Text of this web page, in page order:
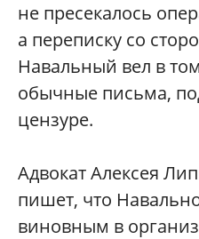
не пресекалось
а переписку со
Навальный вел в
обычные письма,
цензуре.
Адвокат Алексея
пишет, что
виновным в